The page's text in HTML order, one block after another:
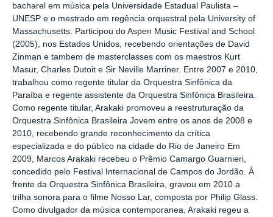
bacharel em música pela Universidade Estadual Paulista –
UNESP e o mestrado em regência orquestral pela University of
Massachusetts. Participou do Aspen Music Festival and School
(2005), nos Estados Unidos, recebendo orientações de David
Zinman e tambem de masterclasses com os maestros Kurt
Masur, Charles Dutoit e Sir Neville Marriner. Entre 2007 e 2010,
trabalhou como regente titular da Orquestra Sinfônica da
Paraíba e regente assistente da Orquestra Sinfônica Brasileira.
Como regente titular, Arakaki promoveu a reestruturação da
Orquestra Sinfônica Brasileira Jovem entre os anos de 2008 e
2010, recebendo grande reconhecimento da crítica
especializada e do público na cidade do Rio de Janeiro Em
2009, Marcos Arakaki recebeu o Prêmio Camargo Guarnieri,
concedido pelo Festival Internacional de Campos do Jordão. À
frente da Orquestra Sinfônica Brasileira, gravou em 2010 a
trilha sonora para o filme Nosso Lar, composta por Philip Glass.
Como divulgador da música contemporanea, Arakaki regeu a